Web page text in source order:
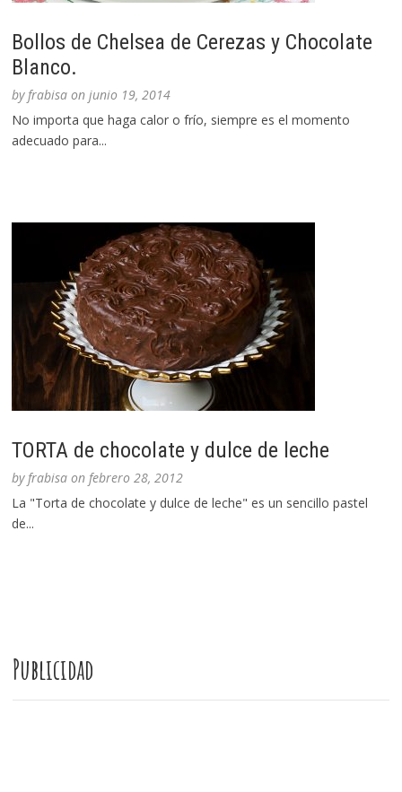
Bollos de Chelsea de Cerezas y Chocolate
Blanco.
byfrabisa onjunio 19, 2014
No importa que haga calor o frío, siempre es el momento
adecuado para...
TORTA de chocolate y dulce de leche
byfrabisa onfebrero 28, 2012
La "Torta de chocolate y dulce de leche" es un sencillo pastel
de...
Publicidad